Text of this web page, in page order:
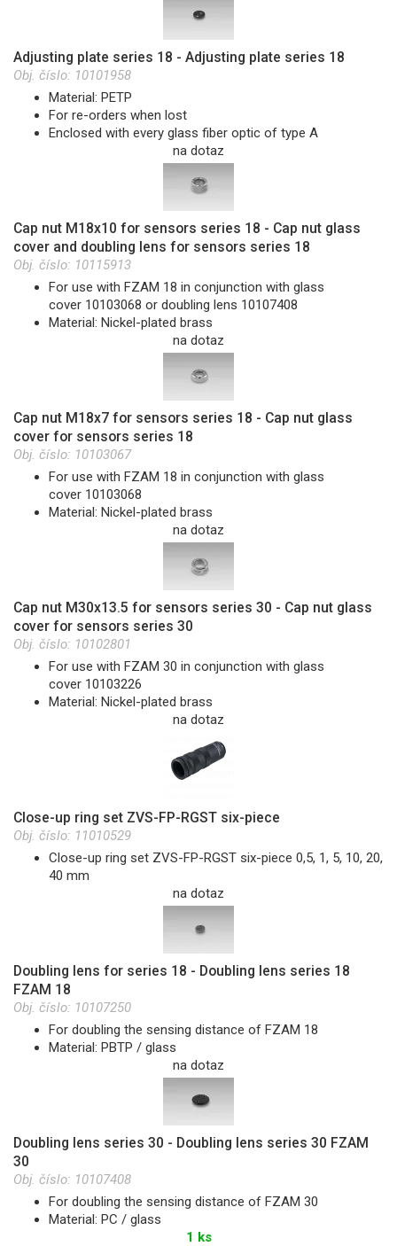
Adjusting plate series 18 - Adjusting plate series 18
Obj. číslo: 10101958
Material: PETP
For re-orders when lost
Enclosed with every glass fiber optic of type A
na dotaz
Cap nut M18x10 for sensors series 18 - Cap nut glass
cover and doubling lens for sensors series 18
Obj. číslo: 10115913
For use with FZAM 18 in conjunction with glass
cover 10103068 or doubling lens 10107408
Material: Nickel-plated brass
na dotaz
Cap nut M18x7 for sensors series 18 - Cap nut glass
cover for sensors series 18
Obj. číslo: 10103067
For use with FZAM 18 in conjunction with glass
cover 10103068
Material: Nickel-plated brass
na dotaz
Cap nut M30x13.5 for sensors series 30 - Cap nut glass
cover for sensors series 30
Obj. číslo: 10102801
For use with FZAM 30 in conjunction with glass
cover 10103226
Material: Nickel-plated brass
na dotaz
Close-up ring set ZVS-FP-RGST six-piece
Obj. číslo: 11010529
Close-up ring set ZVS-FP-RGST six-piece 0,5, 1, 5, 10, 20,
40 mm
na dotaz
Doubling lens for series 18 - Doubling lens series 18
FZAM 18
Obj. číslo: 10107250
For doubling the sensing distance of FZAM 18
Material: PBTP / glass
na dotaz
Doubling lens series 30 - Doubling lens series 30 FZAM
30
Obj. číslo: 10107408
For doubling the sensing distance of FZAM 30
Material: PC / glass
1 ks